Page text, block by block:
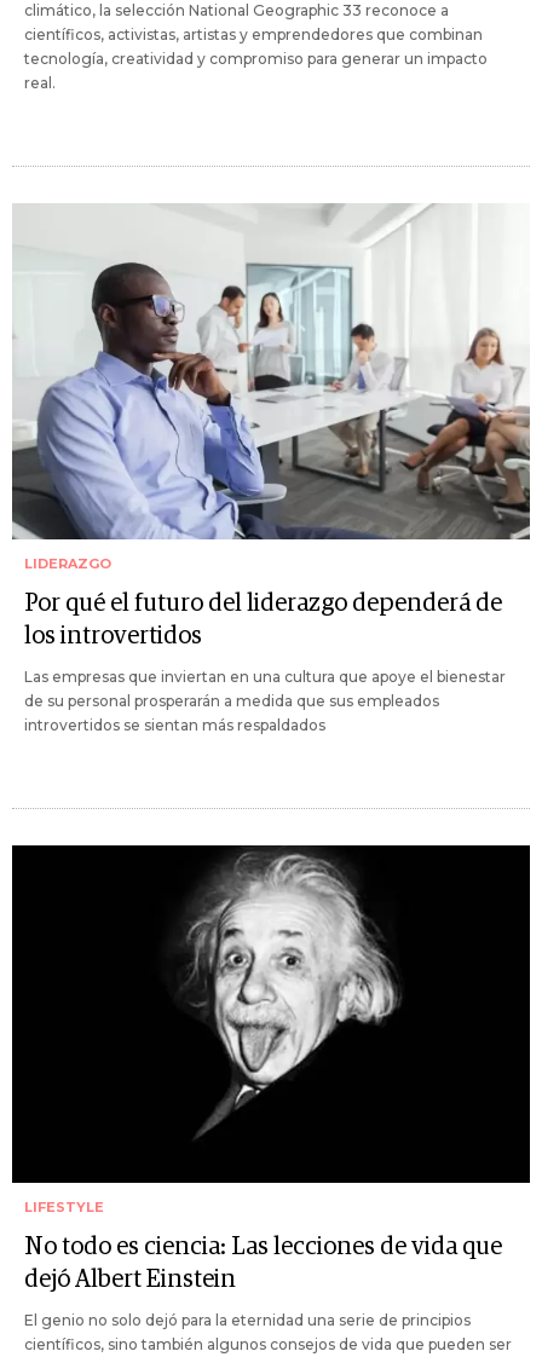
climático, la selección National Geographic 33 reconoce a
científicos, activistas, artistas y emprendedores que combinan
tecnología, creatividad y compromiso para generar un impacto
real.
LIDERAZGO
Por qué el futuro del liderazgo dependerá de
los introvertidos
Las empresas que inviertan en una cultura que apoye el bienestar
de su personal prosperarán a medida que sus empleados
introvertidos se sientan más respaldados
LIFESTYLE
No todo es ciencia: Las lecciones de vida que
dejó Albert Einstein
El genio no solo dejó para la eternidad una serie de principios
científicos, sino también algunos consejos de vida que pueden ser